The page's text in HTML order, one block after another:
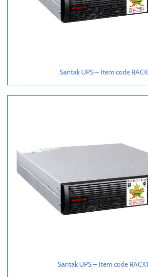
Santak UPS – Item code
Santak UPS – Item code